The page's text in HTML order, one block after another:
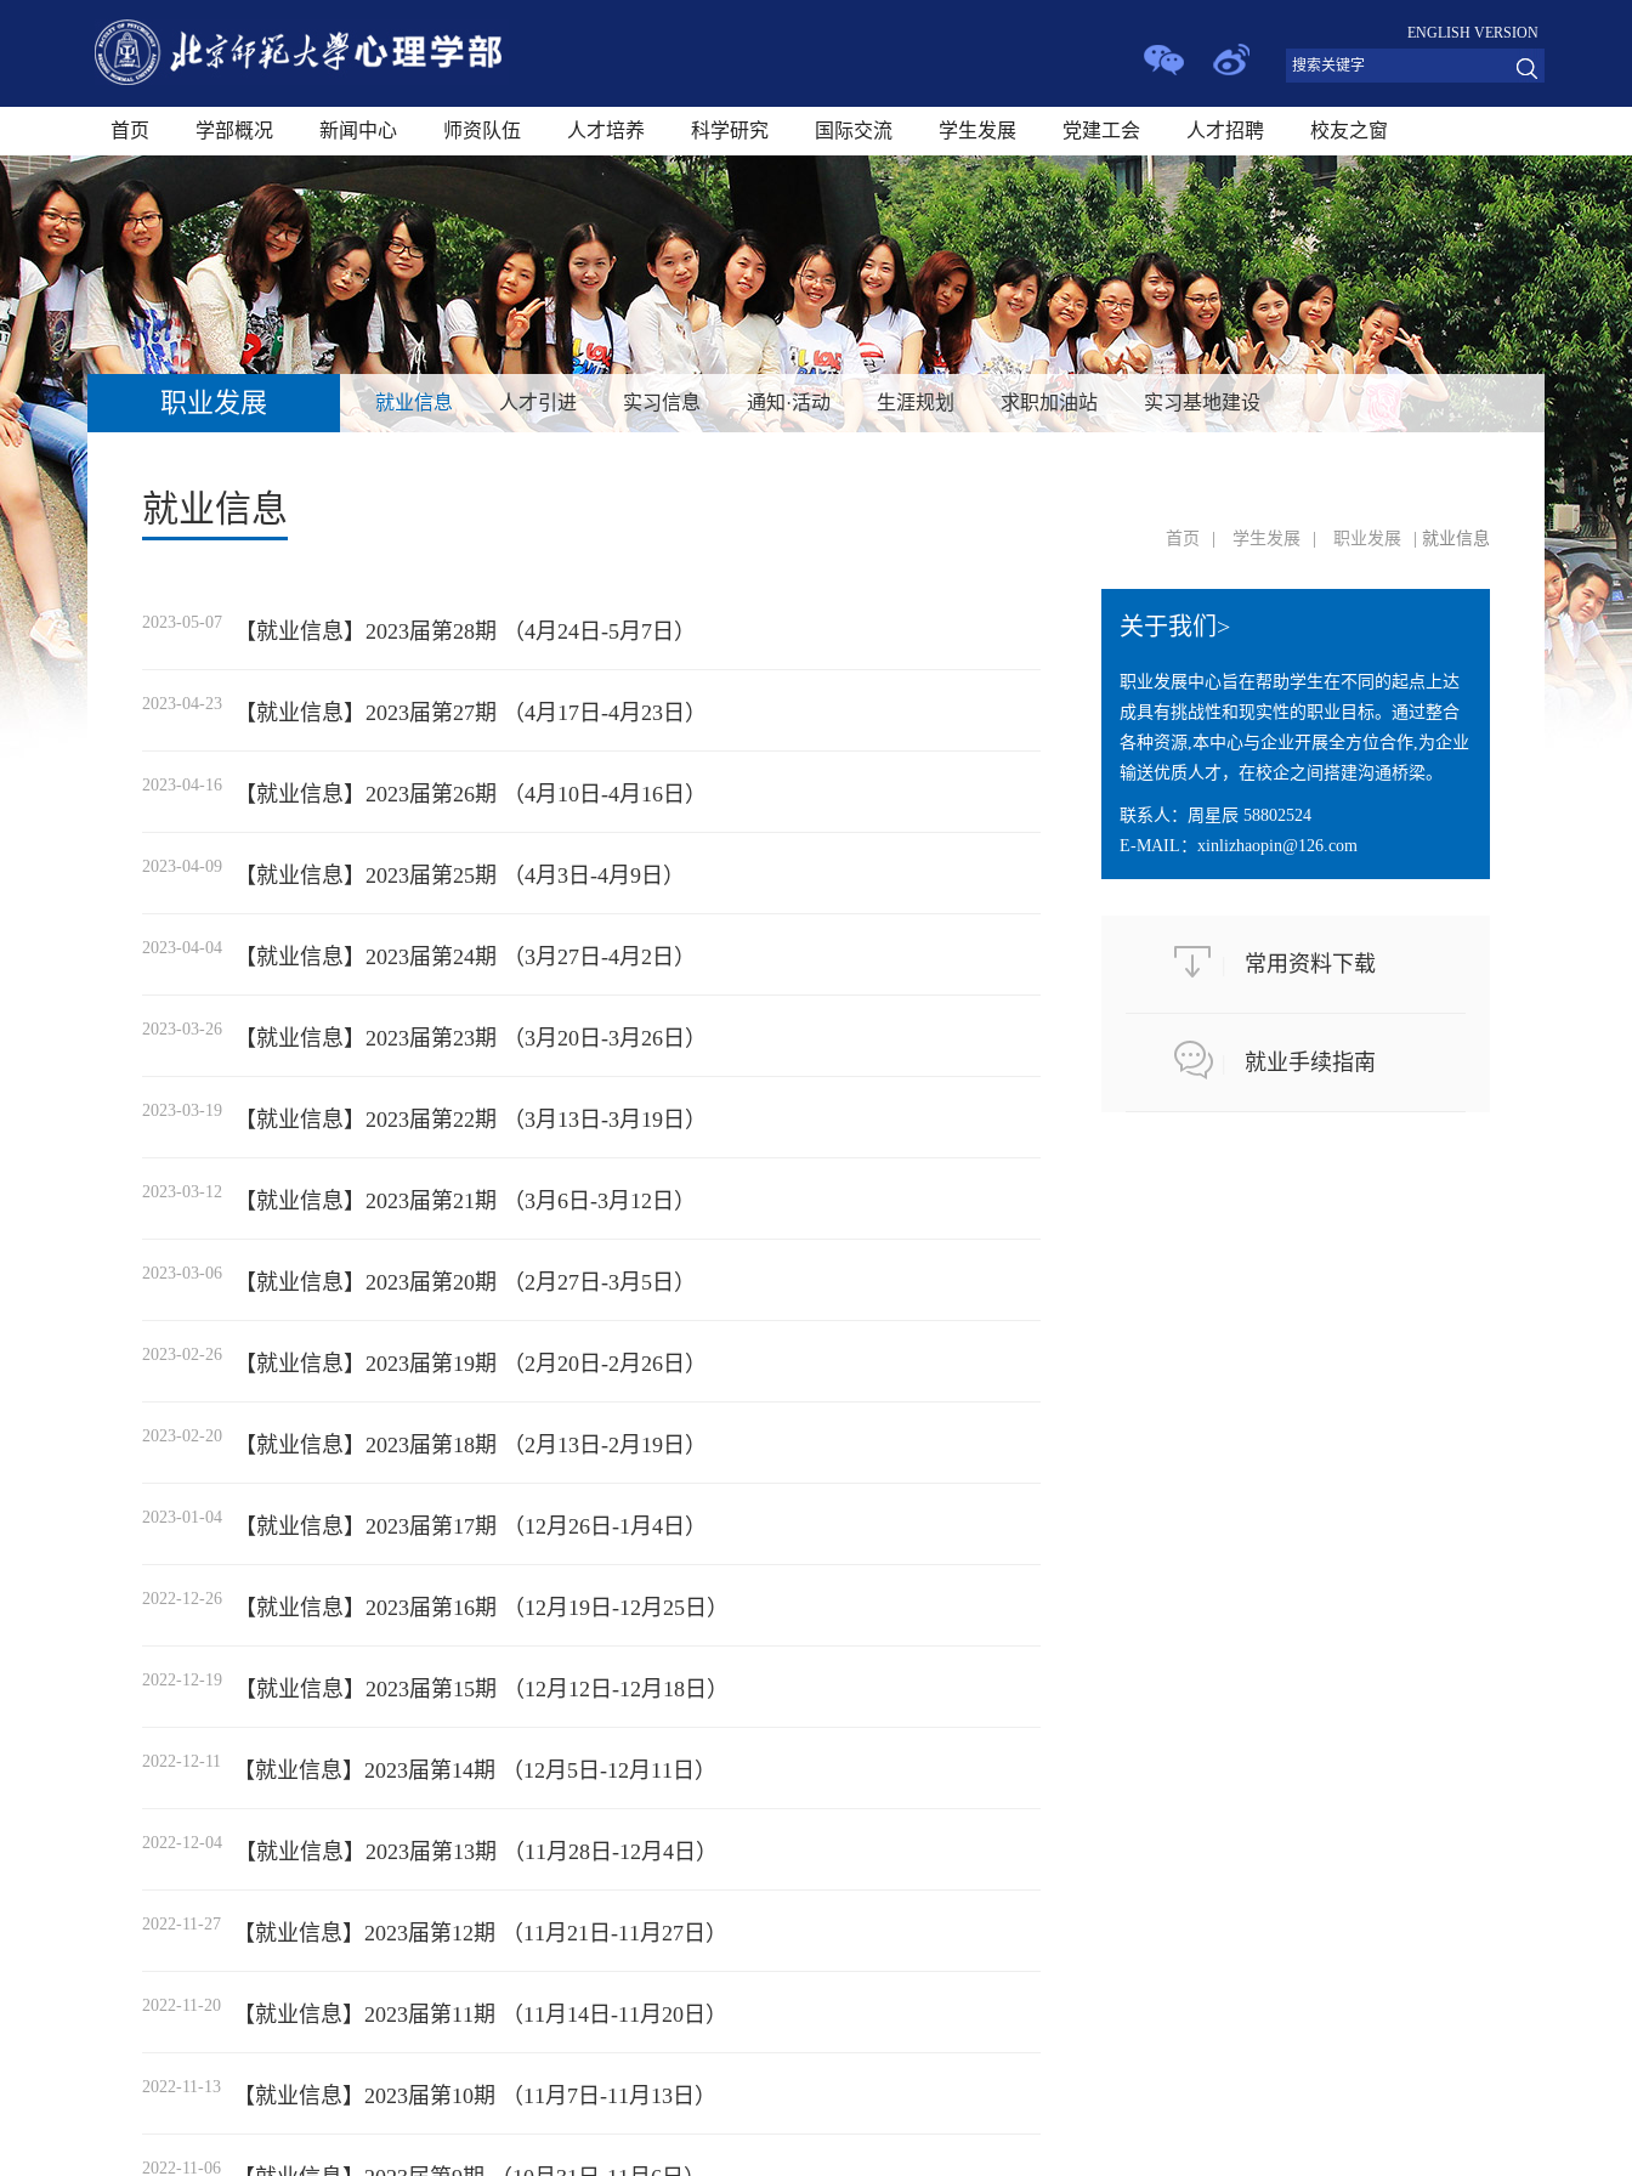
ENGLISH VERSION
首页 学部概况 新闻中心 师资队伍 人才培养 科学研究 国际交流 学生发展 党建工会 人才招聘 校友之窗
职业发展 就业信息 人才引进 实习信息 通知·活动 生涯规划 求职加油站 实习基地建设
就业信息
首页 学生发展 职业发展 | 就业信息
2023-05-07 【就业信息】2023届第28期 （4月24日-5月7日）
2023-04-23 【就业信息】2023届第27期 （4月17日-4月23日）
2023-04-16 【就业信息】2023届第26期 （4月10日-4月16日）
2023-04-09 【就业信息】2023届第25期 （4月3日-4月9日）
2023-04-04 【就业信息】2023届第24期 （3月27日-4月2日）
2023-03-26 【就业信息】2023届第23期 （3月20日-3月26日）
2023-03-19 【就业信息】2023届第22期 （3月13日-3月19日）
2023-03-12 【就业信息】2023届第21期 （3月6日-3月12日）
2023-03-06 【就业信息】2023届第20期 （2月27日-3月5日）
2023-02-26 【就业信息】2023届第19期 （2月20日-2月26日）
2023-02-20 【就业信息】2023届第18期 （2月13日-2月19日）
2023-01-04 【就业信息】2023届第17期 （12月26日-1月4日）
2022-12-26 【就业信息】2023届第16期 （12月19日-12月25日）
2022-12-19 【就业信息】2023届第15期 （12月12日-12月18日）
2022-12-11 【就业信息】2023届第14期 （12月5日-12月11日）
2022-12-04 【就业信息】2023届第13期 （11月28日-12月4日）
2022-11-27 【就业信息】2023届第12期 （11月21日-11月27日）
2022-11-20 【就业信息】2023届第11期 （11月14日-11月20日）
2022-11-13 【就业信息】2023届第10期 （11月7日-11月13日）
2022-11-06
关于我们>
职业发展中心旨在帮助学生在不同的起点上达
成具有挑战性和现实性的职业目标。通过整合
各种资源,本中心与企业开展全方位合作,为企业
输送优质人才，在校企之间搭建沟通桥梁。
联系人：周星辰 58802524
E-MAIL：xinlizhaopin@126.com
常用资料下载
就业手续指南